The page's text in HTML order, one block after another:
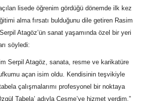
lisede öğrenim gördüğü dönemde ilk kez
alma fırsatı bulduğunu dile getiren Rasim
Atagöz’ün sanat yaşamında özel bir yeri
söyledi:
Serpil Atagöz, sanata, resme ve karikatüre
açan isim oldu. Kendisinin teşvikiyle
çalışmalarımı profesyonel bir noktaya
Tabela’ adıyla Çeşme’ye hizmet verdim.”